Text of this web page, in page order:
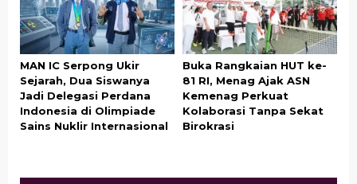
MAN IC Serpong Ukir
Sejarah, Dua Siswanya
Jadi Delegasi Perdana
Indonesia di Olimpiade
Sains Nuklir Internasional
Buka Rangkaian HUT ke-
81 RI, Menag Ajak ASN
Kemenag Perkuat
Kolaborasi Tanpa Sekat
Birokrasi